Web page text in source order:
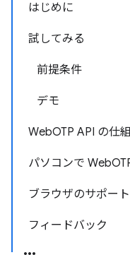
はじめに
試してみる
前提条件
デモ
WebOTP API の仕
パソコンで
ブラウザのサポー
フィードバック